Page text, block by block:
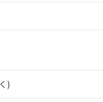
)
ので、過去に遡って非
の対応では、対応完
りました。
いることから、特段の